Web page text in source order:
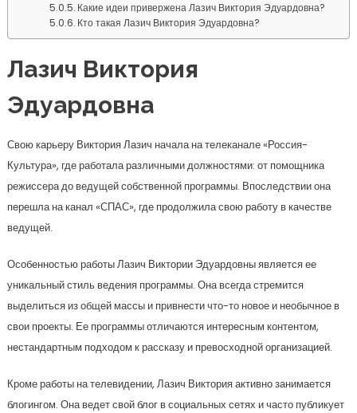
Какие идеи привержена Лазич Виктория Эдуардовна?
Кто такая Лазич Виктория Эдуардовна?
Лазич Виктория
Эдуардовна
Свою карьеру Виктория Лазич начала на телеканале «Россия-
Культура», где работала различными должностями: от помощника
режиссера до ведущей собственной программы. Впоследствии она
перешла на канал «СПАС», где продолжила свою работу в качестве
ведущей.
Особенностью работы Лазич Виктории Эдуардовны является ее
уникальный стиль ведения программы. Она всегда стремится
выделиться из общей массы и привнести что-то новое и необычное в
свои проекты. Ее программы отличаются интересным контентом,
нестандартным подходом к рассказу и превосходной организацией.
Кроме работы на телевидении, Лазич Виктория активно занимается
блогингом. Она ведет свой блог в социальных сетях и часто публикует